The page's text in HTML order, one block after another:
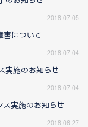
2018.07.05
害について
2018.07.04
実施のお知らせ
2018.07.04
実施のお知らせ
2018.06.27